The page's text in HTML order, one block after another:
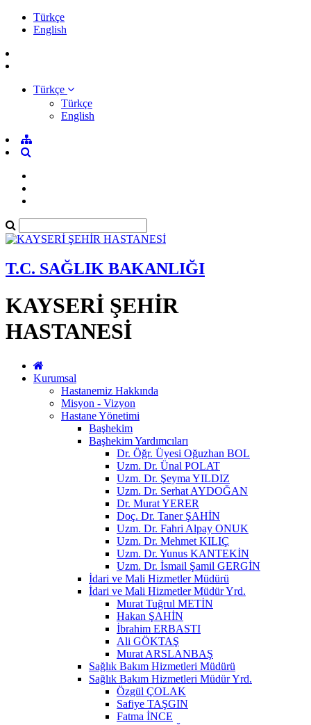
Türkçe
English
Türkçe
Türkçe
English
T.C. SAĞLIK BAKANLIĞI
KAYSERİ ŞEHİR
HASTANESİ
Kurumsal
Hastanemiz Hakkında
Misyon - Vizyon
Hastane Yönetimi
Başhekim
Başhekim Yardımcıları
Dr. Öğr. Üyesi Oğuzhan BOL
Uzm. Dr. Ünal POLAT
Uzm. Dr. Şeyma YILDIZ
Uzm. Dr. Serhat AYDOĞAN
Dr. Murat YERER
Doç. Dr. Taner ŞAHİN
Uzm. Dr. Fahri Alpay ONUK
Uzm. Dr. Mehmet KILIÇ
Uzm. Dr. Yunus KANTEKİN
Uzm. Dr. İsmail Şamil GERGİN
İdari ve Mali Hizmetler Müdürü
İdari ve Mali Hizmetler Müdür Yrd.
Murat Tuğrul METİN
Hakan ŞAHİN
İbrahim ERBASTI
Ali GÖKTAŞ
Murat ARSLANBAŞ
Sağlık Bakım Hizmetleri Müdürü
Sağlık Bakım Hizmetleri Müdür Yrd.
Özgül ÇOLAK
Safiye TAŞGIN
Fatma İNCE